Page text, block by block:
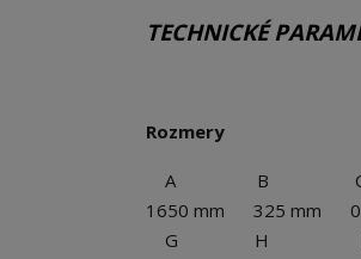
TECHNICKÉ
Rozmery
A B
1650 mm 325 mm
G H